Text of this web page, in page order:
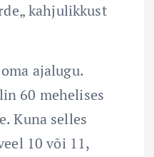
kahjulikkust
ajalugu.
60 mehelises
Kuna selles
10 või 11,